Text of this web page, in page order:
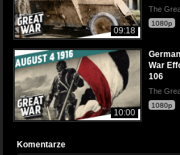
09:18
The
1080p
10:00
War
106
The
1080p
Komentarze